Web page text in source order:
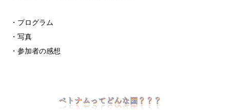
・プログラム
・写真
・参加者の感想